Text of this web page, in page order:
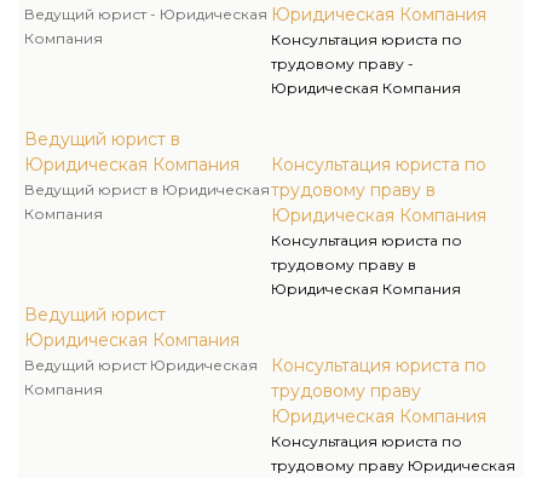
Ведущий юрист - Юридическая
Компания
Ведущий юрист в
Юридическая Компания
Ведущий юрист в Юридическая
Компания
Ведущий юрист
Юридическая Компания
Ведущий юрист Юридическая
Компания
Юридическая Компания
Консультация юриста по
трудовому праву -
Юридическая Компания
Консультация юриста по
трудовому праву в
Юридическая Компания
Консультация юриста по
трудовому праву в
Юридическая Компания
Консультация юриста по
трудовому праву
Юридическая Компания
Консультация юриста по
трудовому праву Юридическая